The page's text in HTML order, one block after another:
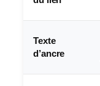
Texte
d’ancre